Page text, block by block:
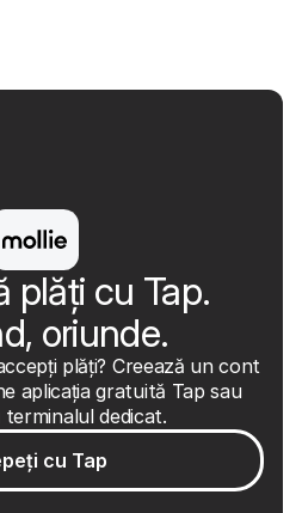
Gratuit
plăți cu Tap.
oriunde.
plăți? Creează un cont
aplicația gratuită Tap sau
dedicat.
cu Tap